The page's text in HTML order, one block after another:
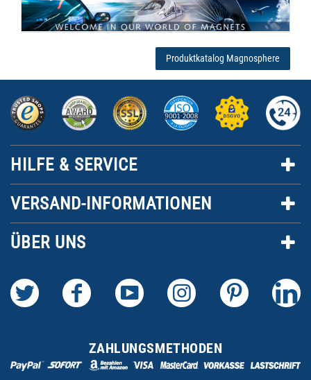
Produktkatalog Magnosphere
HILFE & SERVICE
VERSAND-INFORMATIONEN
ÜBER UNS
ZAHLUNGSMETHODEN